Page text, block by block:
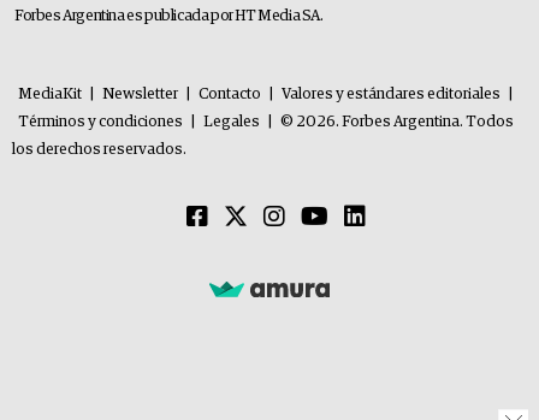
Forbes Argentina es publicada por HT Media SA.
MediaKit Newsletter Contacto Valores y estándares editoriales
Términos y condiciones
Legales
© 2026. Forbes Argentina. Todos
los derechos reservados.